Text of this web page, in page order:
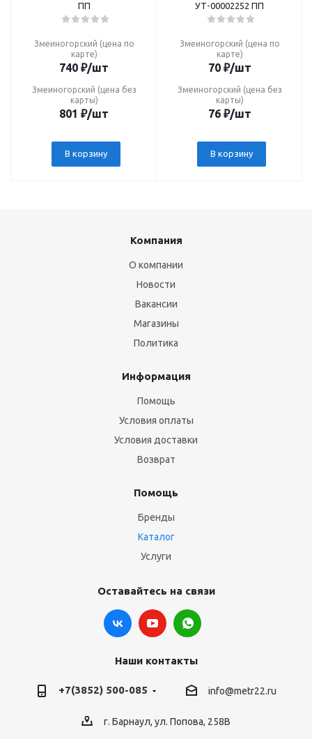
ПП
Змеиногорский (цена по
карте)
740 ₽/шт
Змеиногорский (цена без
карты)
801 ₽/шт
В корзину
УТ-00002252 ПП
Змеиногорский (цена по
карте)
70₽/шт
Змеиногорский (цена без
карты)
76₽/шт
В корзину
Компания
О компании
Новости
Вакансии
Магазины
Политика
Информация
Помощь
Условия оплаты
Условия доставки
Возврат
Помощь
Бренды
Каталог
Услуги
Оставайтесь на связи
Наши контакты
+7(3852) 500-085 info@metr22.ru
г. Барнаул, ул. Попова, 258В